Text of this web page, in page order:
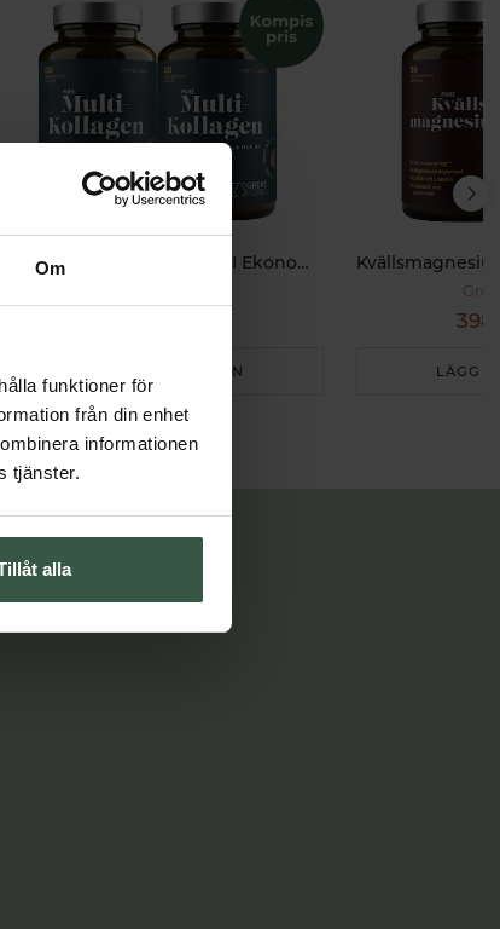
Om
funktioner för
från din enhet
informationen
tjänster.
alla
Multi Kollagenpeptider I II III Ekonomipack 2x120k
LÄGG I VARUKORGEN
398
LÄGG I